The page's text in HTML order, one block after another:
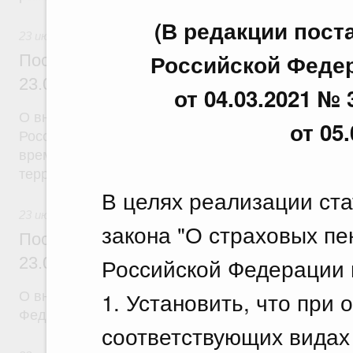
(В редакции
Российской
от 04.03.2021 №
от
В целях реализации
закона "О страховых
Российской Федерации
1. Установить, что при
соответствующих
Постановление Правительства
23.07.2026 г. № 926
Российской Федерации и Правительством
Постановление Правительства
23.07.2026 г. № 928
О внесении изменений в постановление
Федерации от 20 июля 2011 г. № 590